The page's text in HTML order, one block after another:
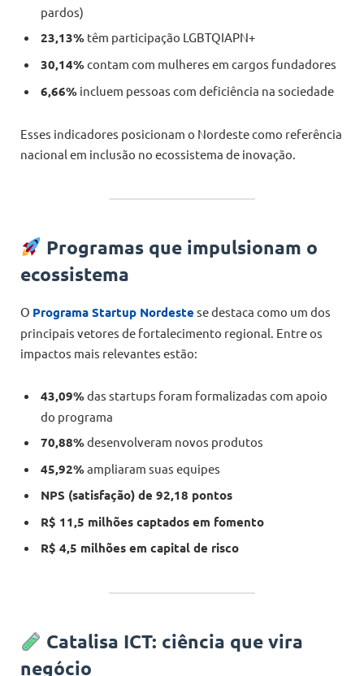
pardos)
23,13% têm participação LGBTQIAPN+
30,14%contam com mulheres em cargos fundadores
6,66% incluem pessoas com deficiência na sociedade
Esses indicadores posicionam o Nordeste como referência
nacional em inclusão no ecossistema de inovação.
Programas que impulsionam o
ecossistema
O Programa Startup Nordeste se destaca como um dos
principais vetores de fortalecimento regional. Entre os
impactos mais relevantes estão:
43,09%das startups foram formalizadas com apoio
do programa
70,88%desenvolveram novos produtos
45,92%ampliaram suas equipes
NPS (satisfação) de 92,18 pontos
R$ 11,5 milhões captados em fomento
R$ 4,5 milhões em capital de risco
Catalisa ICT: ciência que vira
negócio